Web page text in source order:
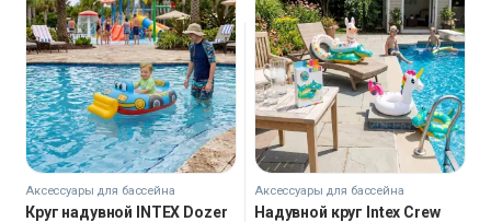
Аксессуары для бассейна
Круг надувной INTEX Dozer
Аксессуары для бассейна
Надувной круг Intex Crew